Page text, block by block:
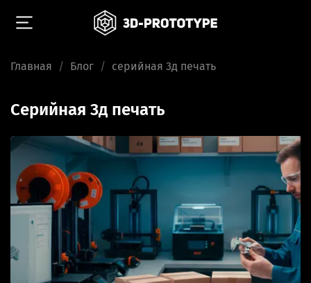
Главная Блог серийная 3д печать
серийная 3д печать